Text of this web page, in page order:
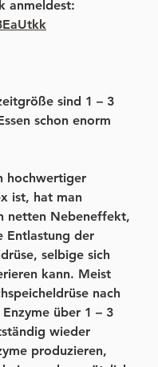
anmeldest:
sind 1 – 3
schon enorm
hochwertiger
ist, hat man
netten Nebeneffekt,
Entlastung der
selbige sich
kann. Meist
nach
über 1 – 3
wieder
produzieren,